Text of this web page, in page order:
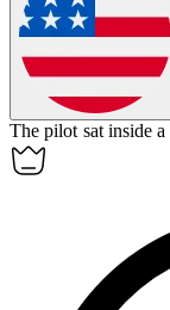
The pilot sat inside a